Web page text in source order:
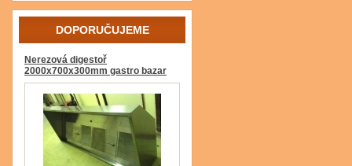
DOPORUČUJEME
Nerezová digestoř
2000x700x300mm gastro bazar